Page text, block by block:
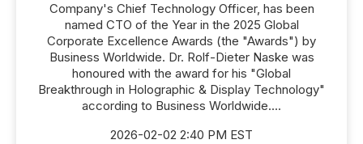
Company's Chief Technology Officer, has been
named CTO of the Year in the 2025 Global
Corporate Excellence Awards (the "Awards") by
Business Worldwide. Dr. Rolf-Dieter Naske was
honoured with the award for his "Global
Breakthrough in Holographic & Display Technology"
according to Business Worldwide....
2026-02-02 2:40 PM EST